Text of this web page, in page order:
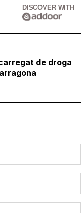
DISCOVER WITH
de droga